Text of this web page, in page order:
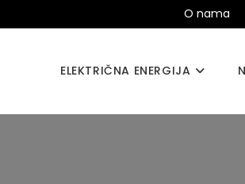
O nama
ELEKTRIČNA ENERGIJA